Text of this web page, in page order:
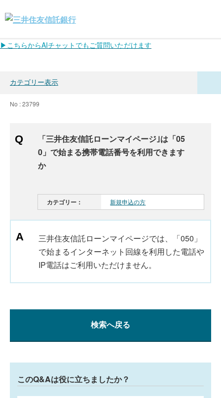
▶こちらからAIチャットでもご質問いただけます
カテゴリー表示
No : 23799
「三井住友信託ローンマイページ｣は「05
0」で始まる携帯電話番号を利用できます
か
カテゴリー： 新規申込の方
三井住友信託ローンマイページでは、「050」
で始まるインターネット回線を利用した電話や
IP電話はご利用いただけません。
検索へ戻る
このQ&Aは役に立ちましたか？